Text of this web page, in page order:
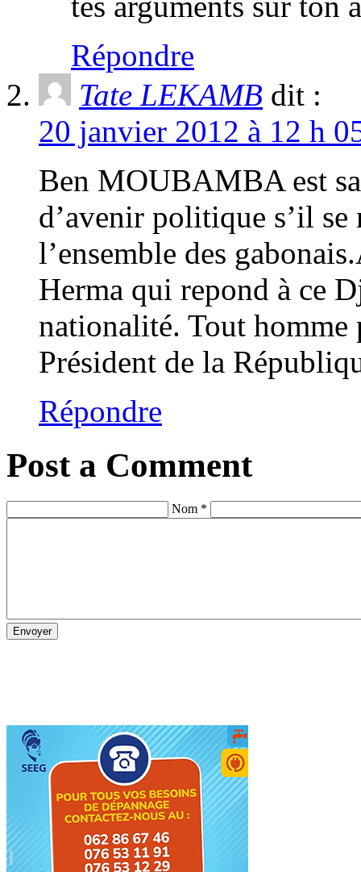
Répondre
Tate LEKAMB dit :
20 janvier 2012 à 12 h
Ben MOUBAMBA est
d’avenir politique s’il se
l’ensemble des
Herma qui repond à ce
nationalité. Tout
Président de la
Répondre
Post a Comment
Nom *